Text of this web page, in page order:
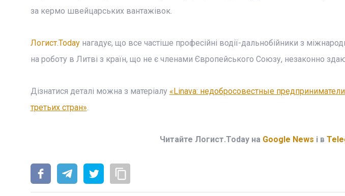
за кермо швейцарських вантажівок.
Логист.Todayнагадує, що все частіше професійні водії-дальнобійники з
на роботу в Литві з країн, що не є членами Європейського Союзу, незаконно
Дізнатися деталі можна з матеріалу «Linava: недобросовестные
третьих стран».
Читайте Логист.Today на Google News і в